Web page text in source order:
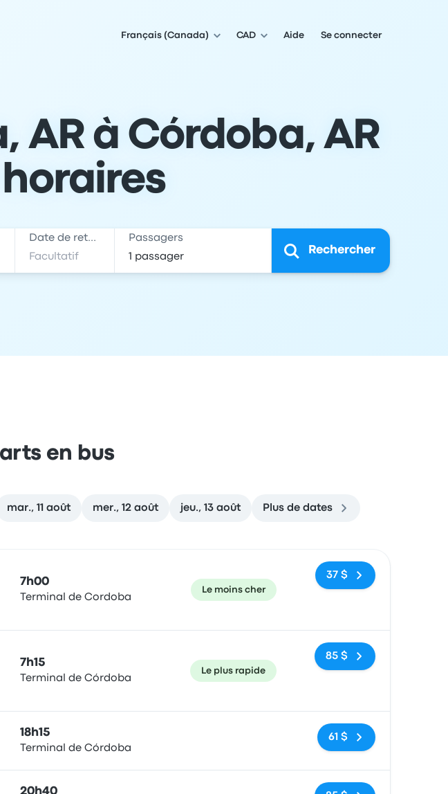
Français (Canada) CAD Aide Se connecter
AR à Córdoba, AR
Date de retour Passagers
Rechercher
en bus
mar., 11 août mer., 12 août jeu., 13 août Plus de dates
7h00
Terminal de Cordoba
Le moins cher
37 $
7h15
Terminal de Córdoba
Le plus rapide
85 $
18h15
Terminal de Córdoba
Pas de balises
61 $
20h40 Pas de balises